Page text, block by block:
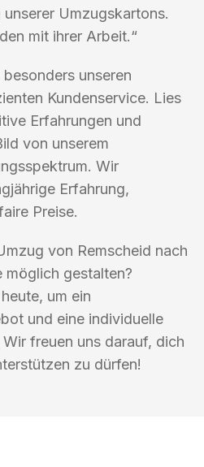
Umzugskartons.
mit ihrer Arbeit.“
unseren
Kundenservice. Lies
Erfahrungen und
von unserem
Wir
Erfahrung,
Preise.
von Remscheid nach
möglich gestalten?
um ein
und eine individuelle
freuen uns darauf, dich
zu dürfen!